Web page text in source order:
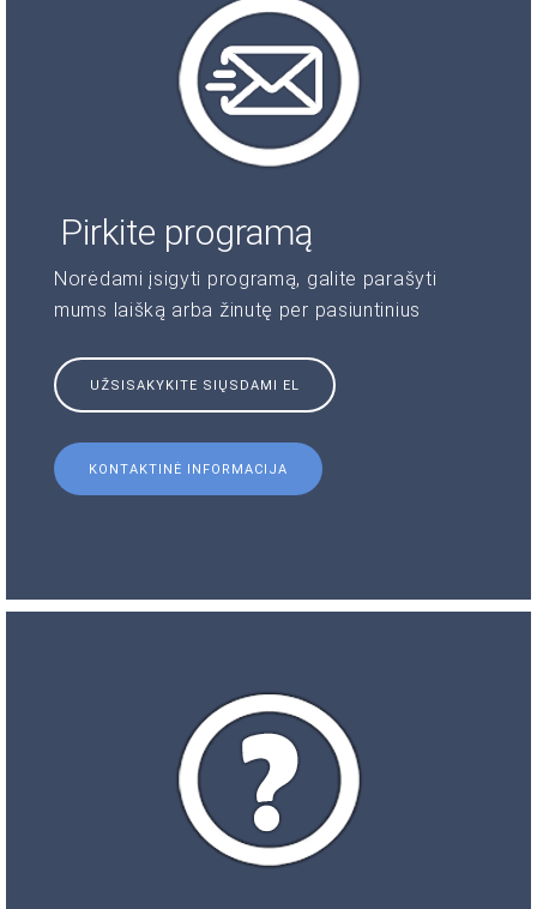
Pirkite programą
Norėdami įsigyti programą, galite parašyti
mums laišką arba žinutę per pasiuntinius
UŽSISAKYKITE SIŲSDAMI EL
KONTAKTINĖ INFORMACIJA